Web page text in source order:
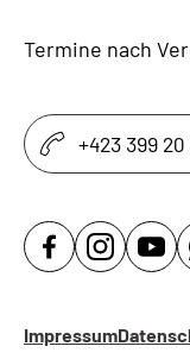
Termine nach
+423 399 20
Impressum